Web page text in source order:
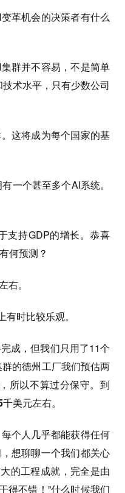
革机会的决策者有什么
群并不容易，不是简单
术水平，只有少数公司
这将成为每个国家的基
一个甚至多个AI系统。
支持GDP的增长。恭喜
何预测？
。
时比较乐观。
成，但我们只用了11个
的德州工厂我们预估两
以不算过分保守。 到
美元左右。
个人几乎都能获得任何
想聊聊一个我们都关心
的工程成就，完全是由
得不错！”什么时候我们